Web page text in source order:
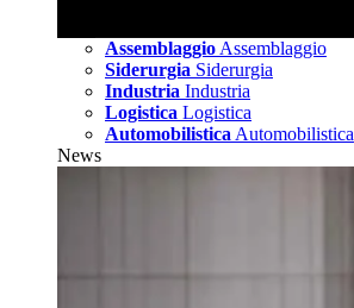
Assemblaggio Assemblaggio
Siderurgia Siderurgia
Industria Industria
Logistica Logistica
Automobilistica Automobilistica
News